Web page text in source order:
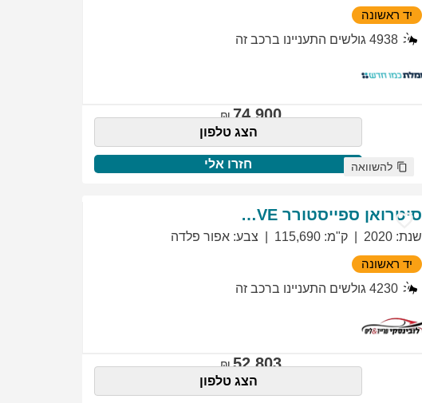
יד ראשונה
4938 גולשים התעניינו ברכב זה
74,900
הצג טלפון
חזרו אלי להשוואה
סיטרואן ספייסטורר EXCLUSIVE
שנת:
2020 ק"מ:
115,690 צבע: אפור פלדה
יד ראשונה
4230 גולשים התעניינו ברכב זה
52,803
הצג טלפון